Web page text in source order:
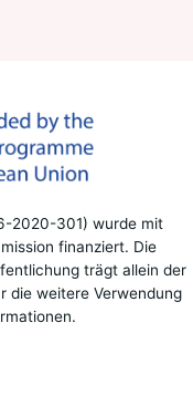
2020-301) wurde mit
finanziert. Die
trägt allein der
die weitere Verwendung